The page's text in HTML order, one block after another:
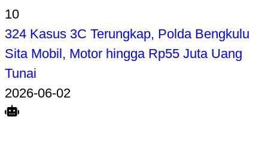
10
324 Kasus 3C Terungkap, Polda Bengkulu
Sita Mobil, Motor hingga Rp55 Juta Uang
Tunai
2026-06-02